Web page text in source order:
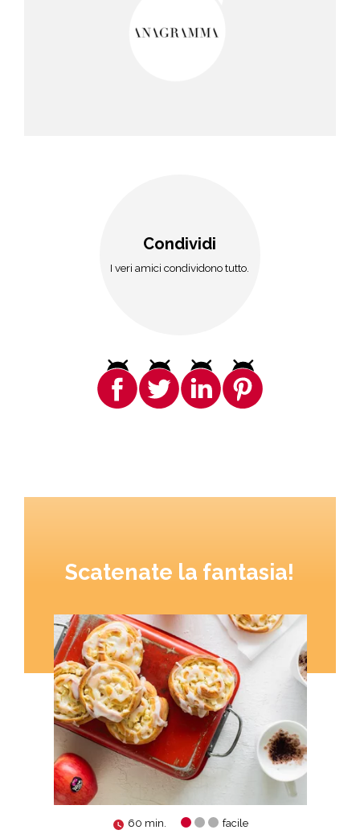
Condividi
I veri amici condividono tutto.
Scatenate la fantasia!
60 min. facile